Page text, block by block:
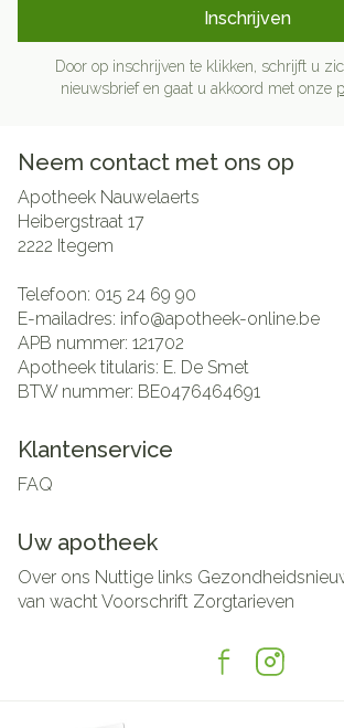
Inschrijven
Door op inschrijven te klikken, schrijft u
nieuwsbrief en gaat u akkoord met onze
Neem contact met ons op
Apotheek Nauwelaerts
Heibergstraat 17
2222 Itegem
Telefoon: 015 24 69 90
E-mailadres: info@apotheek-online.be
APB nummer: 121702
Apotheek titularis: E. De Smet
BTW nummer: BE0476464691
Klantenservice
FAQ
Uw apotheek
Over ons Nuttige links
van wachtVoorschrift Zorgtarieven